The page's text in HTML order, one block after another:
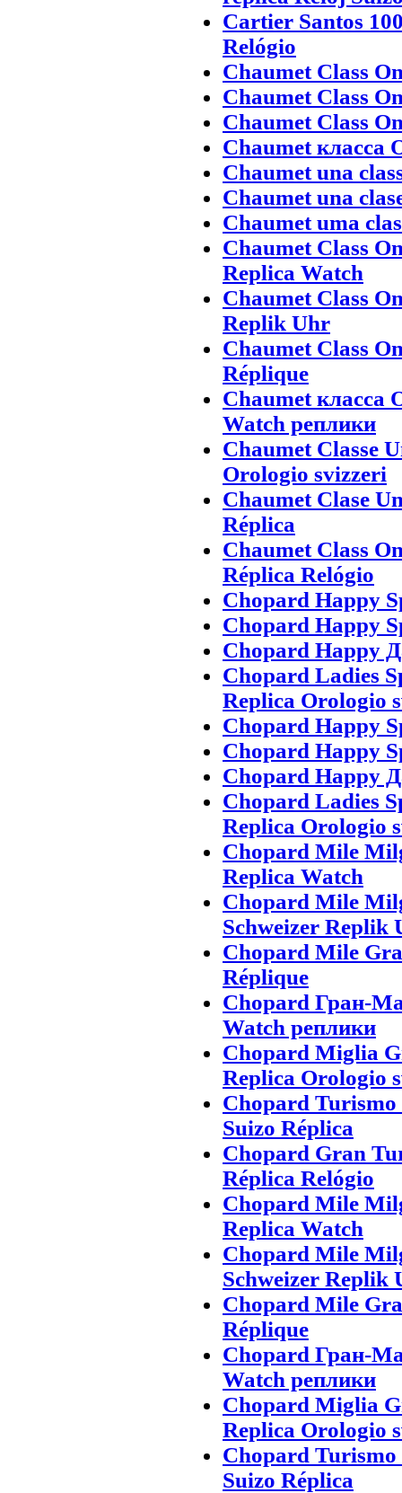
Cartier Santos
Relógio
Chaumet Class
Chaumet Class
Chaumet Class
Chaumet класса
Chaumet una
Chaumet una
Chaumet uma
Chaumet Class
Replica Watch
Chaumet Class
Replik Uhr
Chaumet Class
Réplique
Chaumet класса
Watch реплики
Chaumet Classe
Orologio svizzeri
Chaumet Clase
Réplica
Chaumet Class
Réplica Relógio
Chopard Happy
Chopard Happy
Chopard Happy
Chopard Ladies
Replica Orologio
Chopard Happy
Chopard Happy
Chopard Happy
Chopard Ladies
Replica Orologio
Chopard Mile
Replica Watch
Chopard Mile
Schweizer Replik
Chopard Mile
Réplique
Chopard Гран-
Watch реплики
Chopard Miglia
Replica Orologio
Chopard
Suizo Réplica
Chopard Gran
Réplica Relógio
Chopard Mile
Replica Watch
Chopard Mile
Schweizer Replik
Chopard Mile
Réplique
Chopard Гран-
Watch реплики
Chopard Miglia
Replica Orologio
Chopard
Suizo Réplica